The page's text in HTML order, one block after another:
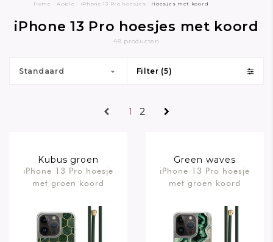
Home Apple iPhone 13 Pro hoesjes Hoesjes met koord
iPhone 13 Pro hoesjes met koord
48 producten
Standaard Filter (5)
1 2
Kubus groen
iPhone 13 Pro hoesje
met groen koord
Green waves
iPhone 13 Pro hoesje
met groen koord